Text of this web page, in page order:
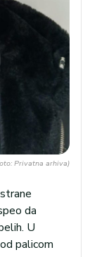
Privatna arhiva)
da
U
palicom